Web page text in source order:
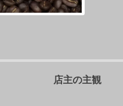
店主の主観